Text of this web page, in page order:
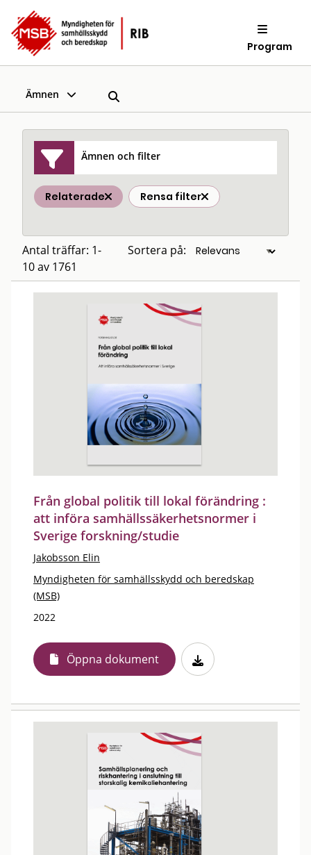
Program
Ämnen
Ämnen och filter
Relaterade Rensa filter
Antal träffar: 1-
10 av 1761
Sortera på:
Från global politik till lokal förändring :
att införa samhällssäkerhetsnormer i
Sverige forskning/studie
Jakobsson Elin
Myndigheten för samhällsskydd och beredskap
(MSB)
2022
Öppna dokument